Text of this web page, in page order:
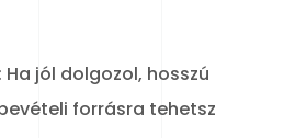
jól dolgozol, hosszú
forrásra tehetsz